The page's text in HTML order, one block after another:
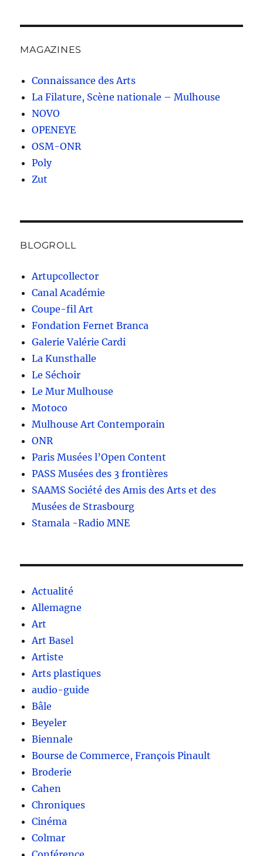
MAGAZINES
Connaissance des Arts
La Filature, Scène nationale – Mulhouse
NOVO
OPENEYE
OSM-ONR
Poly
Zut
BLOGROLL
Artupcollector
Canal Académie
Coupe-fil Art
Fondation Fernet Branca
Galerie Valérie Cardi
La Kunsthalle
Le Séchoir
Le Mur Mulhouse
Motoco
Mulhouse Art Contemporain
ONR
Paris Musées l’Open Content
PASS Musées des 3 frontières
SAAMS Société des Amis des Arts et des
Musées de Strasbourg
Stamala -Radio MNE
Actualité
Allemagne
Art
Art Basel
Artiste
Arts plastiques
audio-guide
Bâle
Beyeler
Biennale
Bourse de Commerce, François Pinault
Broderie
Cahen
Chroniques
Cinéma
Colmar